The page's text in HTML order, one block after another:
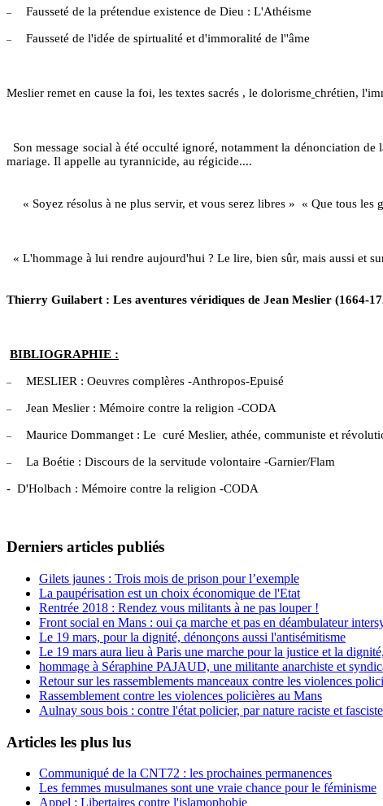
– Fausseté de la prétendue existence de Dieu : L'Athéisme
– Fausseté de l'idée de spirtualité et d'immoralité de l''âme
Meslier remet en cause la foi, les textes sacrés , le dolorisme chrétien,
Son message social à été occulté ignoré, notamment la dénonciation
mariage. Il appelle au tyrannicide, au régicide....
« Soyez résolus à ne plus servir, et vous serez libres » « Que tous les
« L'hommage à lui rendre aujourd'hui ? Le lire, bien sûr, mais aussi et
Thierry Guilabert : Les aventures véridiques de Jean Meslier (1664-
BIBLIOGRAPHIE :
– MESLIER : Oeuvres complères -Anthropos-Epuisé
– Jean Meslier : Mémoire contre la religion -CODA
– Maurice Dommanget : Le curé Meslier, athée, communiste et
– La Boétie : Discours de la servitude volontaire -Garnier/Flam
- D'Holbach : Mémoire contre la religion -CODA
Derniers articles publiés
Gilets jaunes : Trois mois de prison pour l’exemple
La paupérisation est un choix économique de l'Etat
Rentrée 2018 : Rendez vous militants à ne pas louper !
Front social en Mans : oui ça marche et pas en déambulateur
Le 19 mars, pour la dignité, dénonçons aussi l'antisémitisme
Le 19 mars aura lieu à Paris une marche pour la justice et la
hommage à Séraphine PAJAUD, une militante anarchiste et
Retour sur les rassemblements manceaux contre les violences
Rassemblement contre les violences policières au Mans
Aulnay sous bois : contre l'état policier, par nature raciste et fasciste
Articles les plus lus
Communiqué de la CNT72 : les prochaines permanences
Les femmes musulmanes sont une vraie chance pour le féminisme
Appel : Libertaires contre l'islamophobie